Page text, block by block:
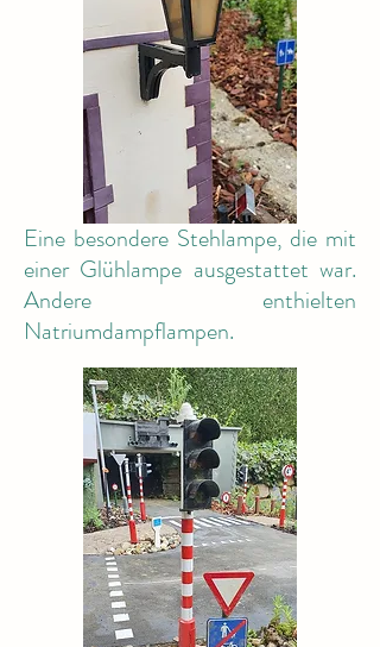
Eine besondere Stehlampe, die mit
einer Glühlampe ausgestattet war.
Andere enthielten
Natriumdampflampen.